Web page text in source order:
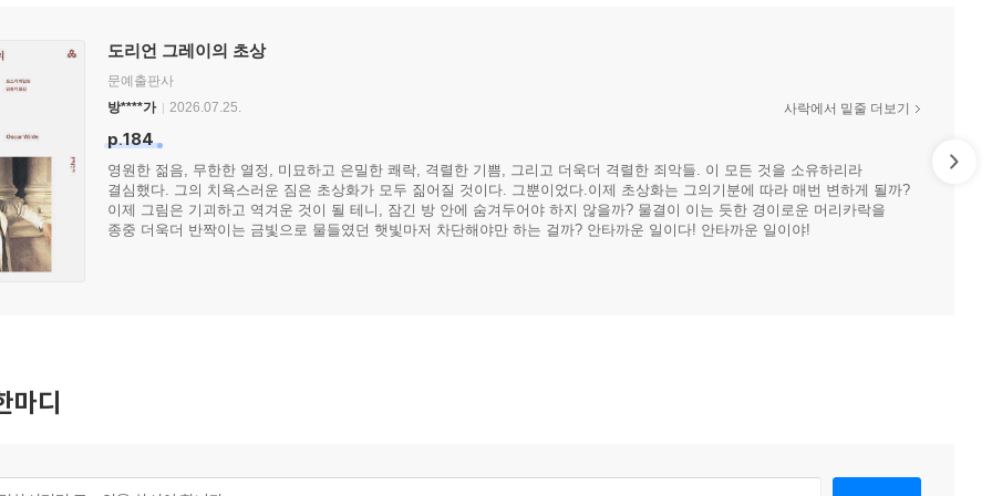
도리언 그레이의 초상
문예출판사
방****가
2026.07.25.
p.184
영원한 젊음, 무한한 열정, 미묘하고 은밀한 쾌락, 격렬한 기쁨, 그리고 더욱더 격렬한 죄악들. 이 모든 것을 소유하리라
결심했다. 그의 치욕스러운 짐은 초상화가 모두 짊어질 것이다. 그뿐이었다.이제 초상화는 그의기분에 따라 매번 변하게 될까?
이제 그림은 기괴하고 역겨운 것이 될 테니, 잠긴 방 안에 숨겨두어야 하지 않을까? 물결이 이는 듯한 경이로운 머리카락을
종중 더욱더 반짝이는 금빛으로 물들였던 햇빛마저 차단해야만 하는 걸까? 안타까운 일이다! 안타까운 일이야!
사락에서 밑줄 더보기
마디